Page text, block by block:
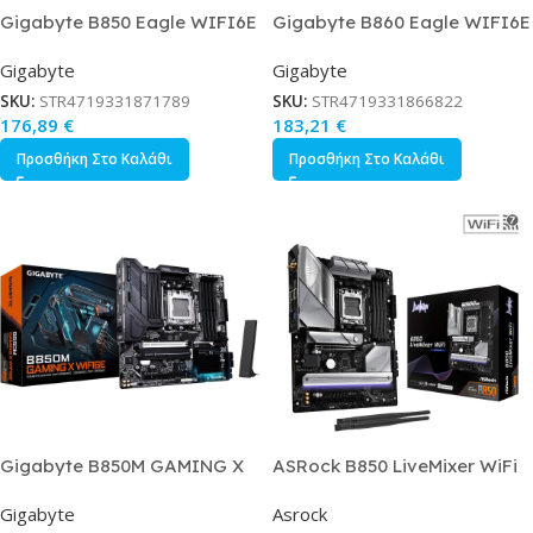
Gigabyte B850 Eagle WIFI6E
AMD AM5 Socket
Gigabyte
SKU: STR4719331871789
176,89 €
Προσθήκη Στο Καλάθι
Gigabyte B860 Eagle WIFI6E
1851 Socket
Gigabyte
SKU: STR4719331866822
183,21 €
Προσθήκη Στο Καλάθι
Gigabyte B850M GAMING X
ATX με AMD AM5 Socket
Gigabyte
ASRock B850 LiveMixer WiFi
AM5 Socket 90-MXBQU0-
Asrock